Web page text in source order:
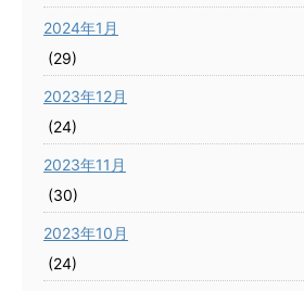
2024年1月
(29)
2023年12月
(24)
2023年11月
(30)
2023年10月
(24)